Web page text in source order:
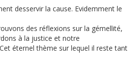
desservir la cause. Evidemment le
des réflexions sur la gémellité,
à la justice et notre
éternel thème sur lequel il reste tant